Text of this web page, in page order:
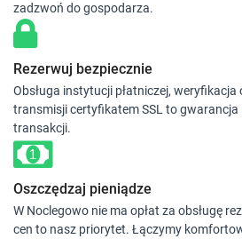
zadzwoń do gospodarza.
Rezerwuj bezpiecznie
Obsługa instytucji płatniczej,
transmisji certyfikatem SSL to gwarancja
transakcji.
Oszczędzaj pieniądze
W Noclegowo nie ma opłat za obsługę
cen to nasz priorytet. Łączymy